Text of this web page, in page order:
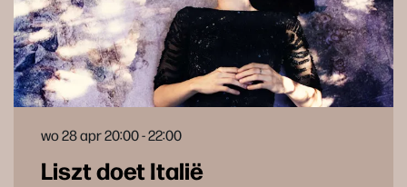
Liszt doet Italië
wo 28 apr20:00 - 22:00